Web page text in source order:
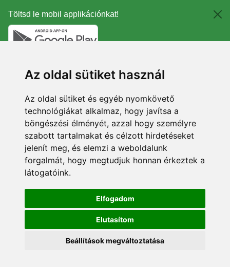
Töltsd le mobil applikációnkat!
Az oldal sütiket használ
Az oldal sütiket és egyéb nyomkövető
technológiákat alkalmaz, hogy javítsa a
böngészési élményét, azzal hogy személyre
szabott tartalmakat és célzott hirdetéseket
jelenít meg, és elemzi a weboldalunk
forgalmát, hogy megtudjuk honnan érkeztek a
látogatóink.
Elfogadom
Elutasítom
Beállítások megváltoztatása